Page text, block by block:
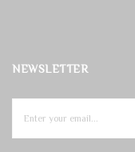
NEWSLETTER